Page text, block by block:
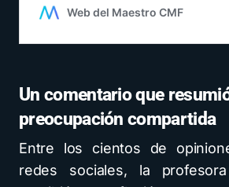
Un comentario que
preocupación compartida
Entre los cientos de
redes sociales, la profesora